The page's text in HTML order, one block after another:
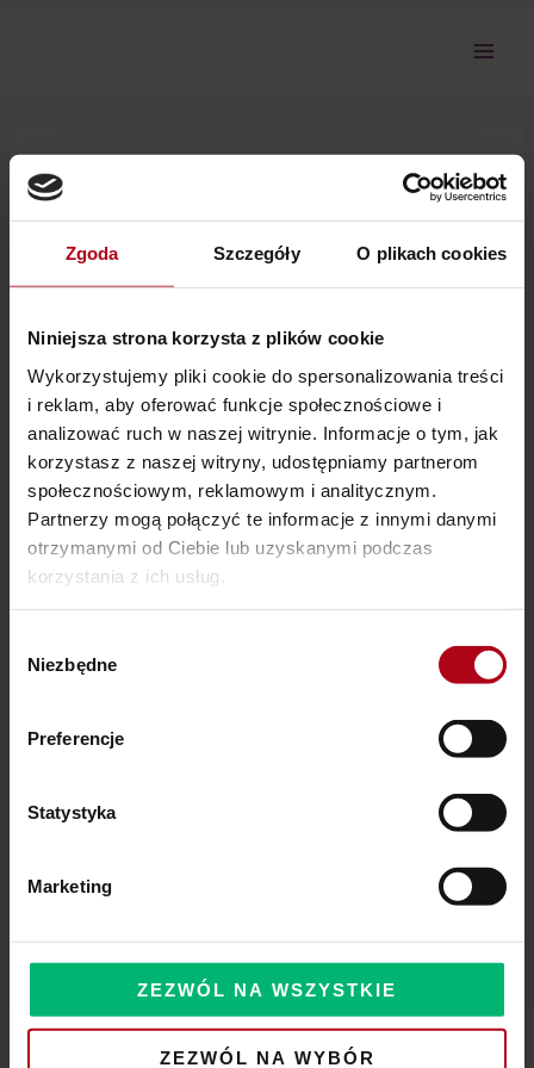
Zgoda Szczegóły O plikach cookies
Niniejsza strona korzysta z plików cookie
Wykorzystujemy pliki cookie do spersonalizowania treści
i reklam, aby oferować funkcje społecznościowe i
analizować ruch w naszej witrynie. Informacje o tym, jak
korzystasz z naszej witryny, udostępniamy partnerom
społecznościowym, reklamowym i analitycznym.
Partnerzy mogą połączyć te informacje z innymi danymi
otrzymanymi od Ciebie lub uzyskanymi podczas
korzystania z ich usług.
zgody
Niezbędne
Preferencje
Statystyka
Marketing
ZEZWÓL NA WSZYSTKIE
ZEZWÓL NA WYBÓR
Ostatnie wpisy
SZAMAŃSKA SZKOŁA ŻYCIA
Czy Masz W Portfelu Pożeracza Pieniędzy?
2_1 Nazwij Program!
Nie można pokazać tej sekcji, ponieważ nie jesteś